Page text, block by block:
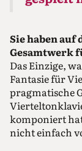
Sie haben auf
Gesamtwerk
Das Einzige,
Fantasie für
pragmatische
komponiert
nicht einfach